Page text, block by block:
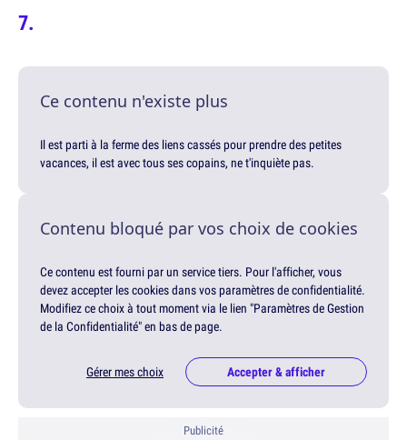
Ce contenu n'existe plus
Il est parti à la ferme des liens cassés pour prendre des petites
vacances, il est avec tous ses copains, ne t'inquiète pas.
Contenu bloqué par vos choix de cookies
Ce contenu est fourni par un service tiers. Pour l'afficher, vous
devez accepter les cookies dans vos paramètres de confidentialité.
Modifiez ce choix à tout moment via le lien "Paramètres de Gestion
de la Confidentialité" en bas de page.
Gérer mes choix Accepter & afficher
Publicité